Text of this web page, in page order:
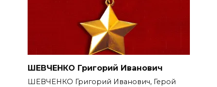
ШЕВЧЕНКО Григорий Иванович
ШЕВЧЕНКО Григорий Иванович, Герой